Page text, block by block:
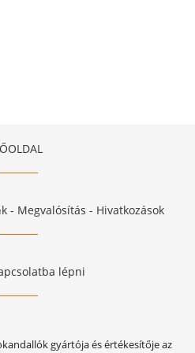
- Megvalósítás - Hivatkozások
lépni
gyártója és értékesítője az